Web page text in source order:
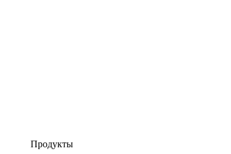
Продукты